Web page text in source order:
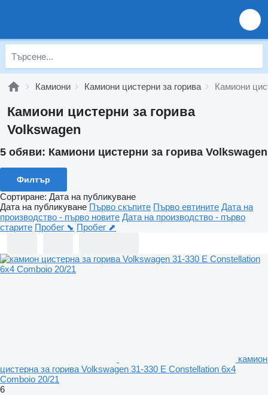
Камиони Камиони цистерни за горива Камиони
Камиони цистерни за горива
Volkswagen
5 обяви: Камиони цистерни за горива Volkswagen
Филтър
Сортиране: Дата на публикуване
Дата на публикуване Първо скъпите Първо евтините Дата на
производство - първо новите Дата на производство - първо
старите Пробег ⬊ Пробег ⬈
камион
цистерна за горива Volkswagen 31-330 E Constellation 6x4
Comboio 20/21
6